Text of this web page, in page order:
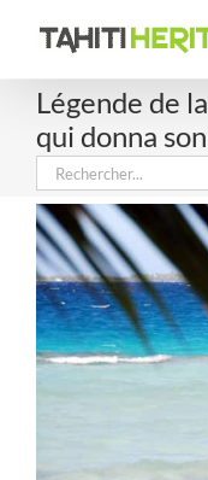
Légende de
qui donna
Rechercher: